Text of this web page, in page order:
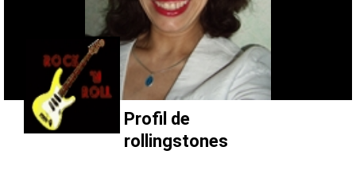
Profil de
rollingstones